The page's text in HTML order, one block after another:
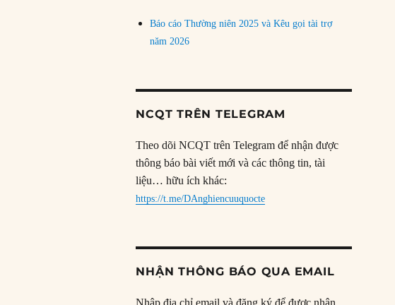
Báo cáo Thường niên 2025 và Kêu gọi tài trợ
năm 2026
NCQT TRÊN TELEGRAM
Theo dõi NCQT trên Telegram để nhận được
thông báo bài viết mới và các thông tin, tài
liệu… hữu ích khác:
https://t.me/DAnghiencuuquocte
NHẬN THÔNG BÁO QUA EMAIL